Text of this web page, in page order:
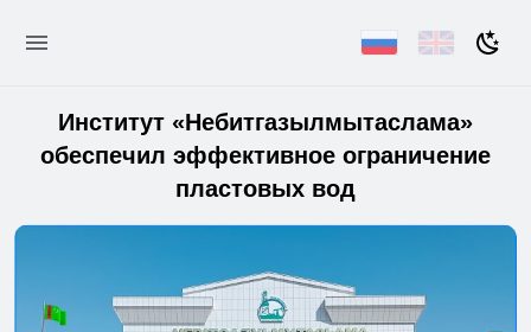
Институт «Небитгазылмытаслама»
обеспечил эффективное ограничение
пластовых вод